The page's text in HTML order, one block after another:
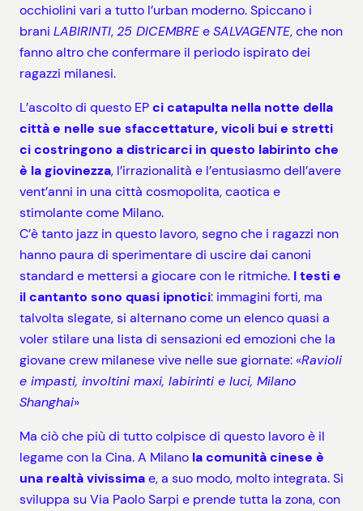
occhiolini vari a tutto l’urban moderno. Spiccano i
brani LABIRINTI,25 DICEMBREeSALVAGENTE, che non
fanno altro che confermare il periodo ispirato dei
ragazzi milanesi.
L’ascolto di questo EPci catapulta nella notte della
città e nelle sue sfaccettature, vicoli bui e stretti
ci costringono a districarci in questo labirinto che
è la giovinezza, l’irrazionalità e l’entusiasmo dell’avere
vent’anni in una città cosmopolita, caotica e
stimolante come Milano.
C’è tanto jazz in questo lavoro, segno che i ragazzi non
hanno paura di sperimentare di uscire dai canoni
standard e mettersi a giocare con le ritmiche. I testi e
il cantanto sono quasi ipnotici: immagini forti, ma
talvolta slegate, si alternano come un elenco quasi a
voler stilare una lista di sensazioni ed emozioni che la
giovane crew milanese vive nelle sue giornate: «Ravioli
e impasti, involtini maxi, labirinti e luci, Milano
Shanghai»
Ma ciò che più di tutto colpisce di questo lavoro è il
legame con la Cina. A Milano la comunità cinese è
una realtà vivissimae, a suo modo, molto integrata. Si
sviluppa su Via Paolo Sarpi e prende tutta la zona, con